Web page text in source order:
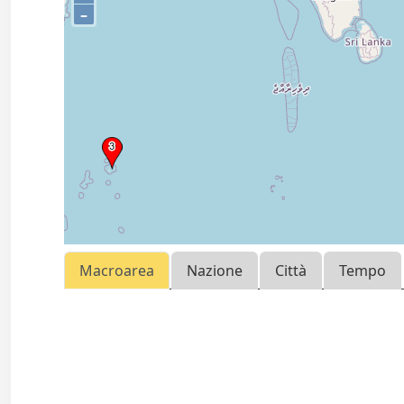
–
Macroarea Nazione Città Tempo